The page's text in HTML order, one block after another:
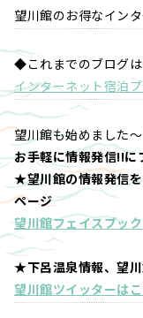
望川館のお得なイン
◆これまでのブログ
インターネット宿泊
望川館も始めました
お手軽に情報発信!!
★望川館の情報発信
ページ
望川館フェイスブッ
★下呂温泉情報、望
望川館ツイッターは